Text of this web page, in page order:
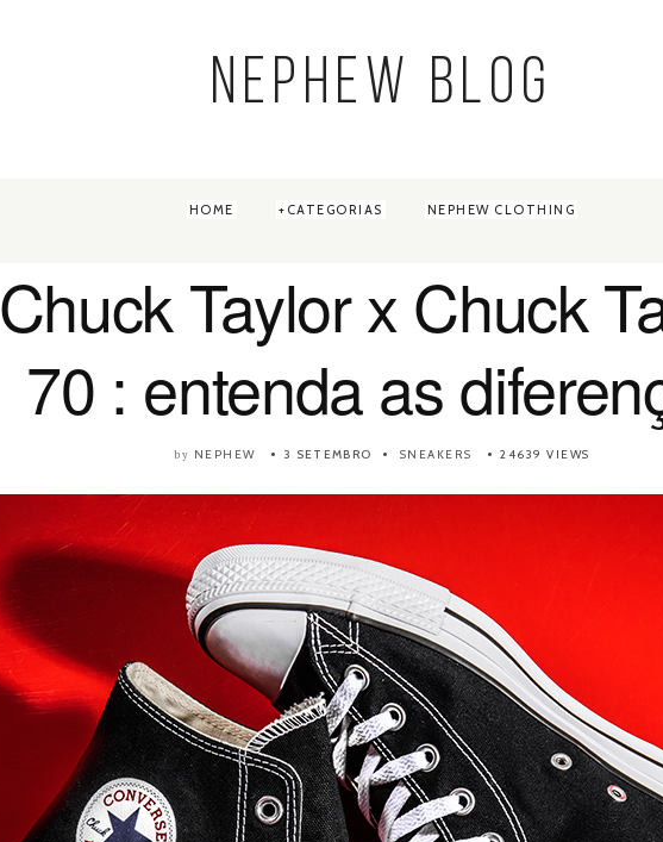
NEPHEW BLOG
HOME CATEGORIAS NEPHEW CLOTHING
Chuck Taylor x Chuck
70 : entenda as
by NEPHEW 3 SETEMBRO SNEAKERS 24639 VIEWS